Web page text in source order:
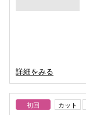
詳細をみる
初回 カット